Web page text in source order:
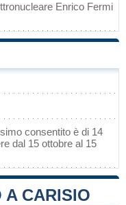
Enrico Fermi
consentito è di 14
dal 15 ottobre al 15
A CARISIO